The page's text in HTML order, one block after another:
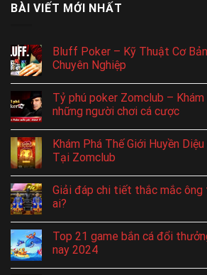
BÀI VIẾT MỚI NHẤT
Bluff Poker – Kỹ Thuật Cơ
Chuyên Nghiệp
Tỷ phú poker Zomclub –
những người chơi cá cược
Khám Phá Thế Giới Huyền
Tại Zomclub
Giải đáp chi tiết thắc mắc ông
ai?
Top 21 game bắn cá đổi
nay 2024